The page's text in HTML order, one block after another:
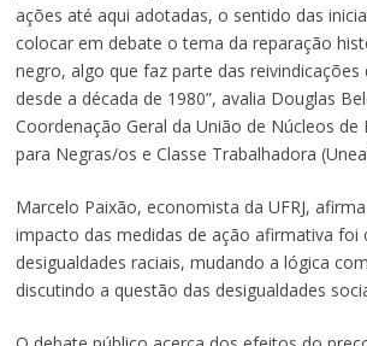
ações até aqui adotadas, o sentido das
colocar em debate o tema da reparação
negro, algo que faz parte das
desde a década de 1980”, avalia Douglas
Coordenação Geral da União de Núcleos de
para Negras/os e Classe Trabalhadora
Marcelo Paixão, economista da UFRJ,
impacto das medidas de ação afirmativa foi
desigualdades raciais, mudando a lógica
discutindo a questão das desigualdades